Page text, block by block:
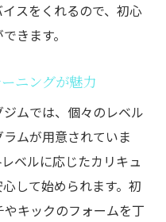
スをくれるので、初心
きます。
ニングが魅力
ムでは、個々のレベル
ムが用意されていま
ベルに応じたカリキュ
して始められます。初
キックのフォームを丁